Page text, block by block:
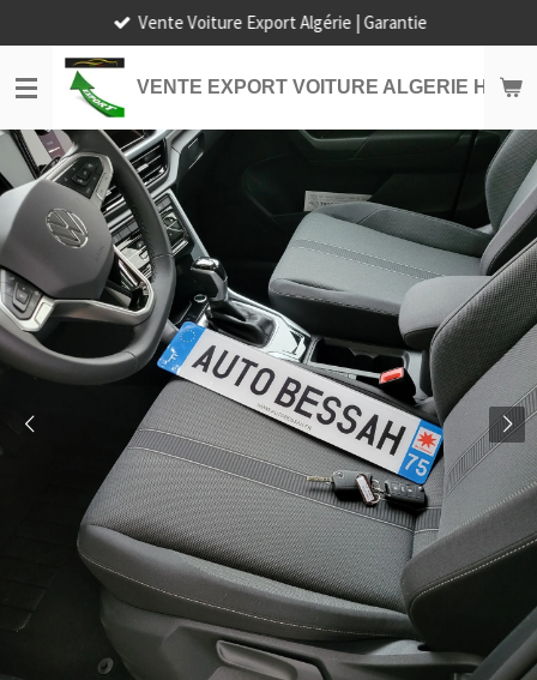
au
contenu
principal
VENTE EXPORT VOITURE ALGERIE HORS
Vente Voiture Export Algérie | Garantie